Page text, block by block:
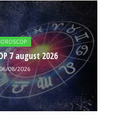
7 august 2026
08/2026